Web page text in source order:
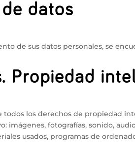
datos
de sus datos personales, se
Propiedad
todos los derechos de propiedad
imágenes, fotografías, sonido,
usados, programas de